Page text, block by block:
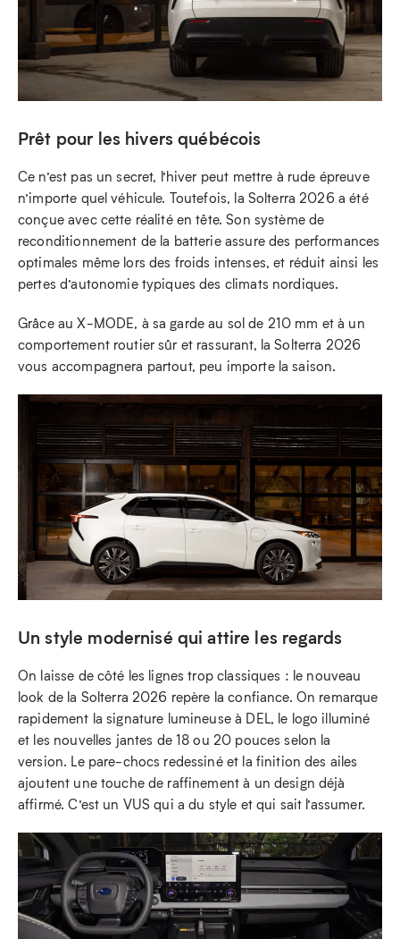
Prêt pour les hivers québécois
Ce n’est pas un secret, l’hiver peut mettre à rude épreuve
n’importe quel véhicule. Toutefois, la Solterra 2026 a été
conçue avec cette réalité en tête. Son système de
reconditionnement de la batterie assure des performances
optimales même lors des froids intenses, et réduit ainsi les
pertes d’autonomie typiques des climats nordiques.
Grâce au X-MODE, à sa garde au sol de 210 mm et à un
comportement routier sûr et rassurant, la Solterra 2026
vous accompagnera partout, peu importe la saison.
Un style modernisé qui attire les regards
On laisse de côté les lignes trop classiques : le nouveau
look de la Solterra 2026 repère la confiance. On remarque
rapidement la signature lumineuse à DEL, le logo illuminé
et les nouvelles jantes de 18 ou 20 pouces selon la
version. Le pare-chocs redessiné et la finition des ailes
ajoutent une touche de raffinement à un design déjà
affirmé. C’est un VUS qui a du style et qui sait l’assumer.